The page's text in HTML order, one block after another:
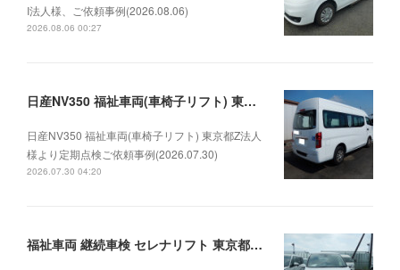
I法人様、ご依頼事例(2026.08.06)
2026.08.06 00:27
日産NV350 福祉車両(車椅子リフト) 東京都Z法人様より定期点検ご依頼事例(2026.07.30)
日産NV350 福祉車両(車椅子リフト) 東京都Z法人
様より定期点検ご依頼事例(2026.07.30)
2026.07.30 04:20
福祉車両 継続車検 セレナリフト 東京都W様、ご依頼事例(2026.07.28)